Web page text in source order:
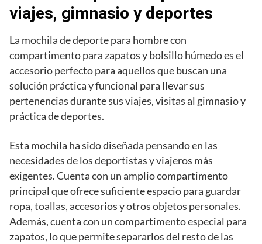
viajes, gimnasio y deportes
La mochila de deporte para hombre con
compartimento para zapatos y bolsillo húmedo es el
accesorio perfecto para aquellos que buscan una
solución práctica y funcional para llevar sus
pertenencias durante sus viajes, visitas al gimnasio y
práctica de deportes.
Esta mochila ha sido diseñada pensando en las
necesidades de los deportistas y viajeros más
exigentes. Cuenta con un amplio compartimento
principal que ofrece suficiente espacio para guardar
ropa, toallas, accesorios y otros objetos personales.
Además, cuenta con un compartimento especial para
zapatos, lo que permite separarlos del resto de las